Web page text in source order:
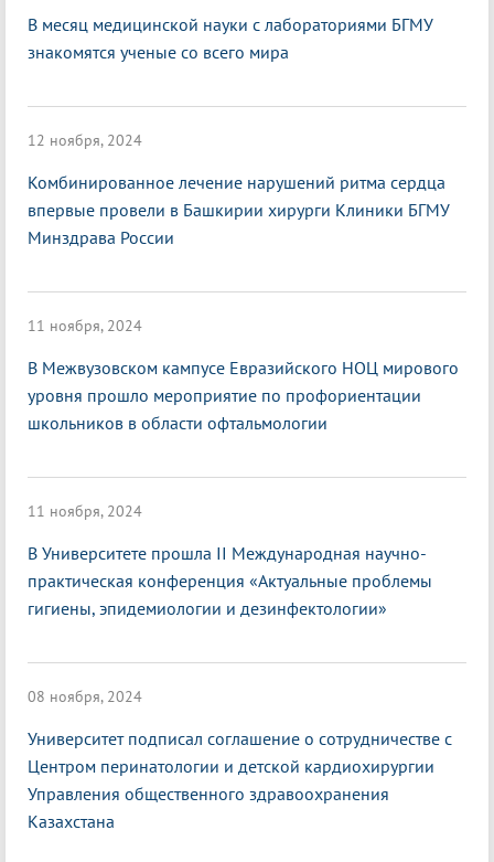
В месяц медицинской науки с лабораториями БГМУ
знакомятся ученые со всего мира
12 ноября, 2024
Комбинированное лечение нарушений ритма сердца
впервые провели в Башкирии хирурги Клиники БГМУ
Минздрава России
11 ноября, 2024
В Межвузовском кампусе Евразийского НОЦ мирового
уровня прошло мероприятие по профориентации
школьников в области офтальмологии
11 ноября, 2024
В Университете прошла II Международная научно-
практическая конференция «Актуальные проблемы
гигиены, эпидемиологии и дезинфектологии»
08 ноября, 2024
Университет подписал соглашение о сотрудничестве с
Центром перинатологии и детской кардиохирургии
Управления общественного здравоохранения
Казахстана